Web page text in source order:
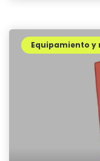
Equipamiento y